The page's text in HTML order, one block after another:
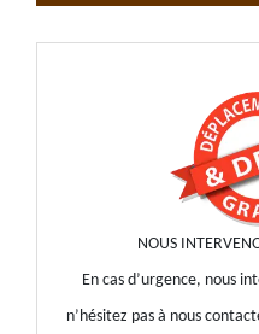
NOUS
En cas d’urgence, nous
n’hésitez pas à nous